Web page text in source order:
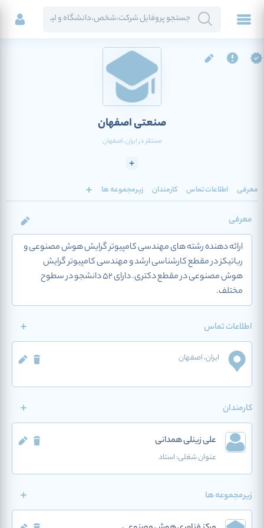
صنعتی اصفهان
مستقر درایران، اصفهان
معرفی اطلاعات تماس کارمندان زیرمجموعه ها
معرفی
ارائه دهنده رشته های مهندسی کامپیوتر گرایش هوش مصنوعی و
رباتیکز در مقطع کارشناسی ارشد و مهندسی کامپیوتر گرایش
هوش مصنوعی در مقطع دکتری. دارای 52 دانشجو در سطوح
مختلف.
اطلاعات تماس
ایران، اصفهان
کارمندان
علی زینلی همدانی
عنوان شغلی:استاد
زیرمجموعه ها